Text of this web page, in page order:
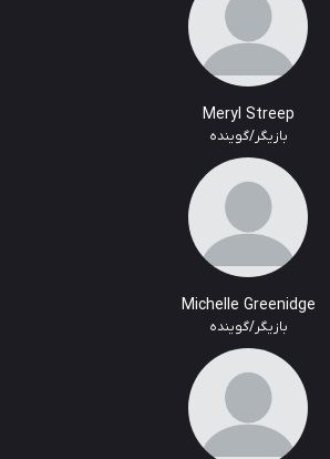
Meryl Streep
بازیگر/گوینده
Michelle Greenidge
بازیگر/گوینده